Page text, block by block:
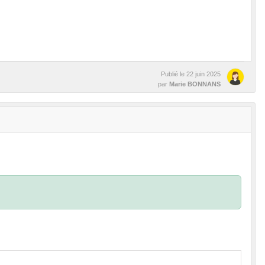
Publié le 22 juin 2025
par Marie BONNANS